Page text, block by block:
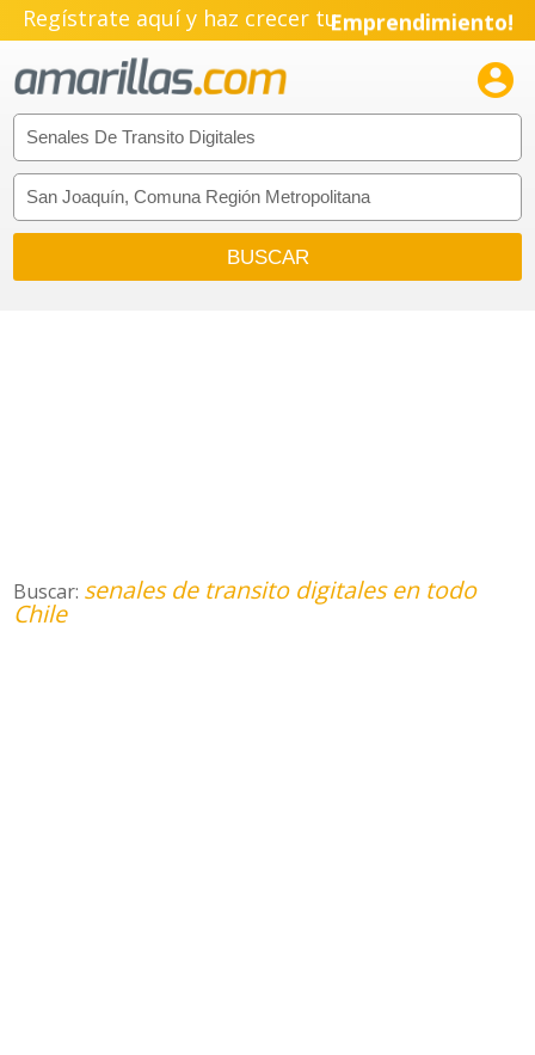
Regístrate aquí y haz crecer tuEmprendimiento!

Buscar: senales de transito digitales en todo
Chile